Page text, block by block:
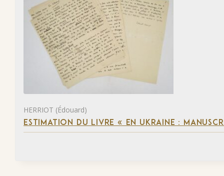
HERRIOT (Édouard)
ESTIMATION DU LIVRE « EN UKRAINE :